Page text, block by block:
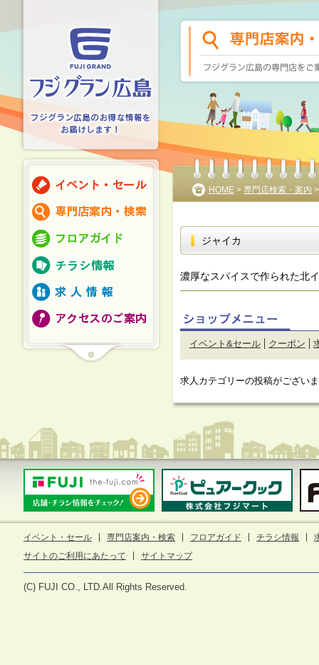
HOME > 専門店検索・案内
ジャイカ
濃厚なスパイスで作られた北
イベント&セール クーポン
求人カテゴリーの投稿がござい
イベント・セール 専門店案内・検索 フロアガイド チラシ情報
サイトのご利用にあたって
サイトマップ
(C) FUJI CO., LTD.All Rights Reserved.